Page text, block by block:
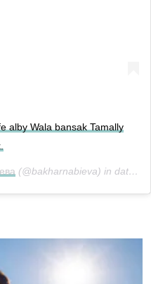
alby Wala bansak Tamally
(@bakharnabieva) in data: